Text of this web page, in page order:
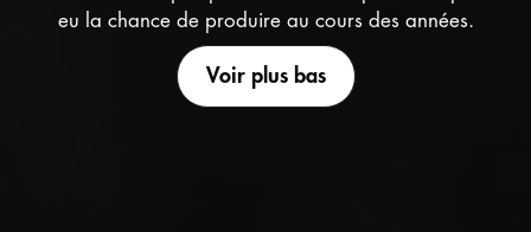
eu la chance de produire au cours des années.
Voir plus bas